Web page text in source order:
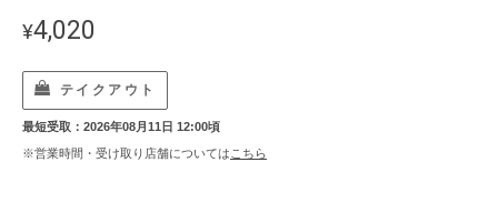
¥4,020
テイクアウト
最短受取：2026年08月11日 12:00頃
※営業時間・受け取り店舗については こちら